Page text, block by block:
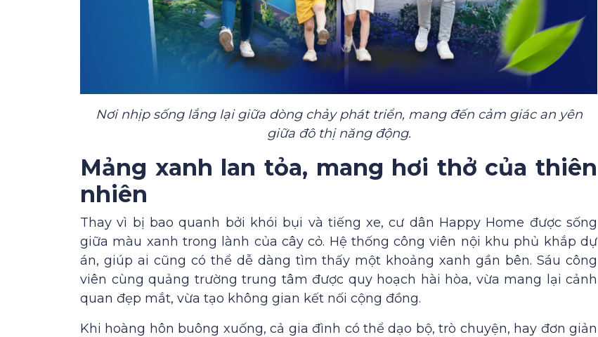
Nơi nhịp sống lắng lại giữa dòng chảy phát triển, mang đến cảm giác an yên
giữa đô thị năng động.
Mảng xanh lan tỏa, mang hơi thở của thiên
nhiên
Thay vì bị bao quanh bởi khói bụi và tiếng xe, cư dân Happy Home được sống
giữa màu xanh trong lành của cây cỏ. Hệ thống công viên nội khu phủ khắp dự
án, giúp ai cũng có thể dễ dàng tìm thấy một khoảng xanh gần bên. Sáu công
viên cùng quảng trường trung tâm được quy hoạch hài hòa, vừa mang lại cảnh
quan đẹp mắt, vừa tạo không gian kết nối cộng đồng.
Khi hoàng hôn buông xuống, cả gia đình có thể dạo bộ, trò chuyện, hay đơn giản